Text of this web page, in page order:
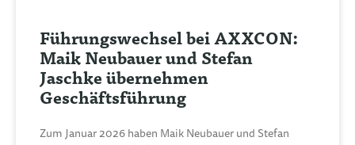
Führungswechsel bei AXXCON:
Maik Neubauer und Stefan
Jaschke übernehmen
Geschäftsführung
Zum Januar 2026 haben Maik Neubauer und Stefan